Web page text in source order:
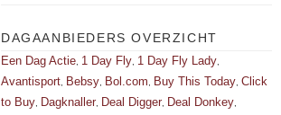
DAGAANBIEDERS OVERZICHT
Een Dag Actie 1 Day Fly 1 Day Fly Lady
Avantisport Bebsy Bol.com Buy This Today Click
to Buy Dagknaller Deal Digger Deal Donkey